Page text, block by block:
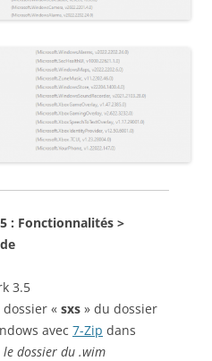
: Fonctionnalités >
3.5
« sxs » du dossier
avec 7-Zip dans
le dossier du .wim